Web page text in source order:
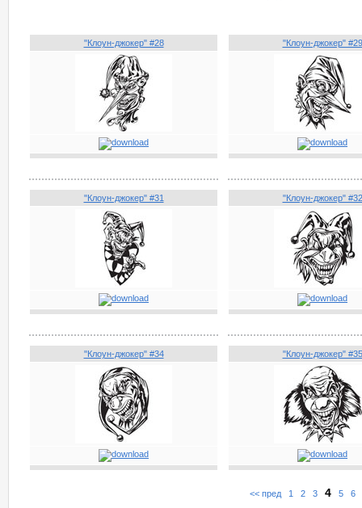
"Клоун-джокер" #28 "Клоун-джокер" #29
"Клоун-джокер" #31 "Клоун-джокер" #32
"Клоун-джокер" #34 "Клоун-джокер" #35
<< пред 1 2 3 4 5 6